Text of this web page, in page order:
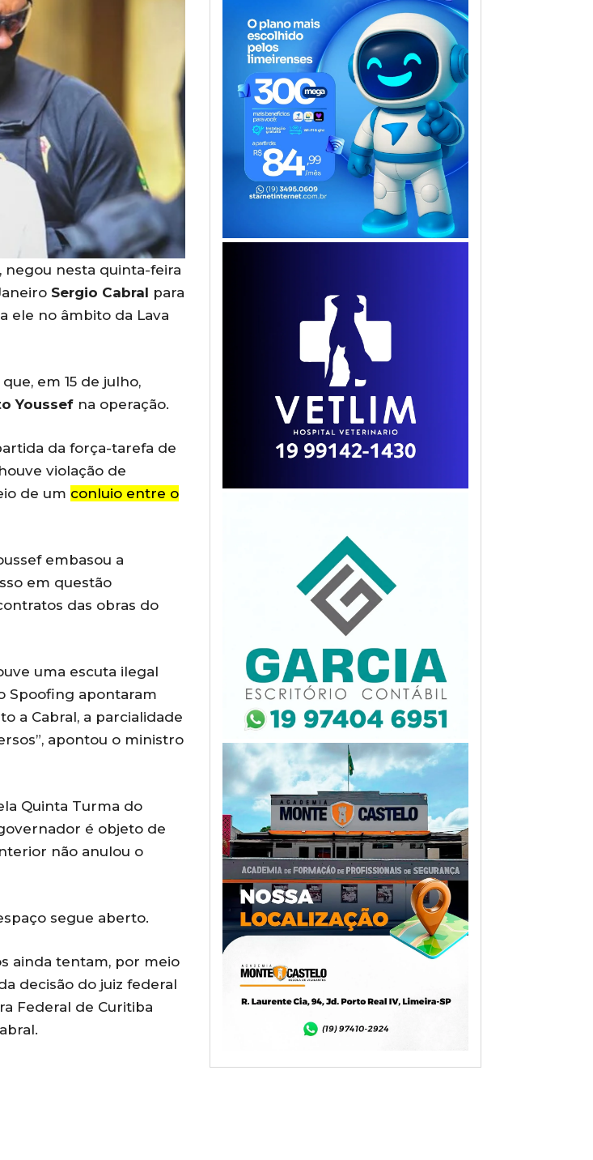
negou nesta quinta-feira
Sergio Cabral para
ele no âmbito da Lava
em 15 de julho,
Youssef na operação.
da força-tarefa de
violação de
de um conluio entre o
embasou a
em questão
das obras do
uma escuta ilegal
Spoofing apontaram
a Cabral, a parcialidade
apontou o ministro
Quinta Turma do
é objeto de
não anulou o
segue aberto.
ainda tentam, por meio
decisão do juiz federal
Federal de Curitiba